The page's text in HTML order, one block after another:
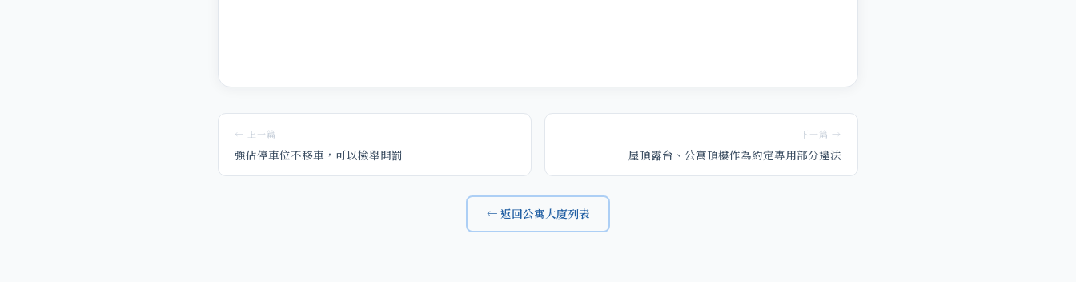
← 上一篇
強佔停車位不移車，可以檢舉開罰
下一篇 →
屋頂露台、公寓頂樓作為約定專用部分違法
← 返回公寓大廈列表